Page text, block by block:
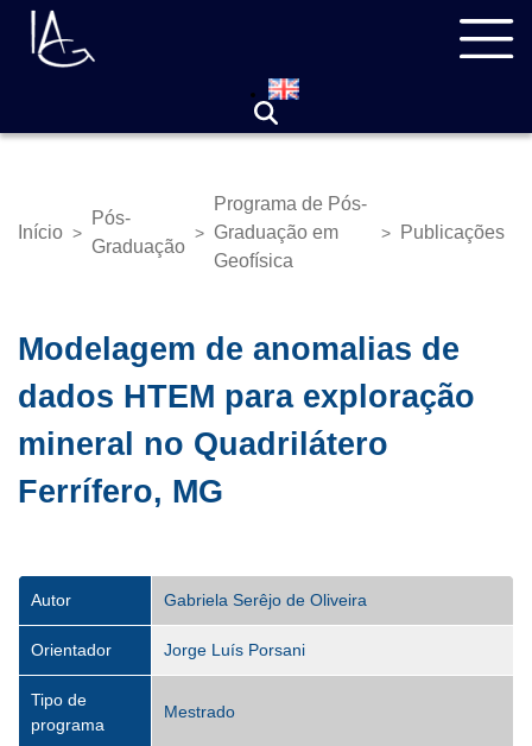
Pular
para
Trilha
Início >
Pós-
Graduação
>
Programa de Pós-
Graduação em
Geofísica
> Publicações
Modelagem de anomalias de
dados HTEM para exploração
mineral no Quadrilátero
Ferrífero, MG
Autor Gabriela Serêjo de Oliveira
Orientador Jorge Luís Porsani
Tipo de
programa
Mestrado